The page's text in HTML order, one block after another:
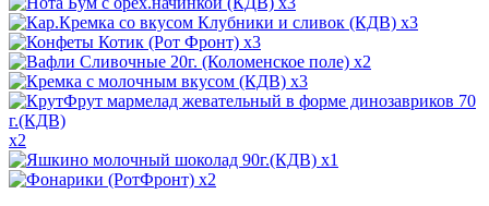
x3
x3
x2
x3
x2
x1
x2